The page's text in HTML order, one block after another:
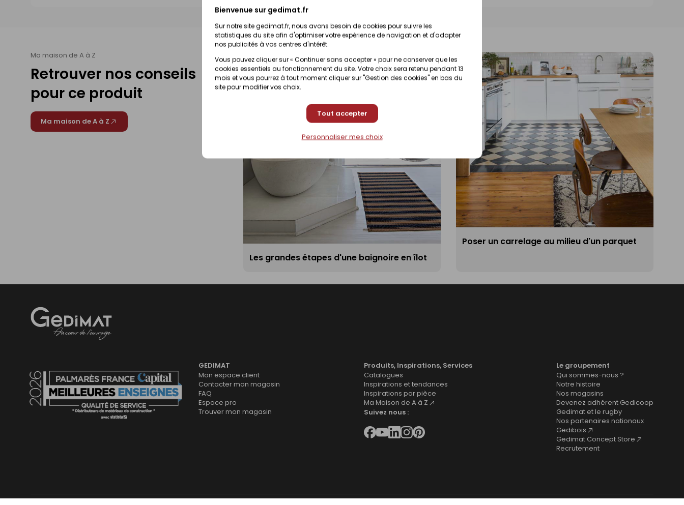
Bienvenue sur gedimat.fr
Sur notre site gedimat.fr, nous avons besoin de cookies pour suivre les
statistiques du site afin d'optimiser votre expérience de navigation et d'adapter
nos publicités à vos centres d'intérêt.
Vous pouvez cliquer sur « Continuer sans accepter » pour ne conserver que les
cookies essentiels au fonctionnement du site. Votre choix sera retenu pendant 13
mois et vous pourrez à tout moment cliquer sur "Gestion des cookies" en bas du
site pour modifier vos choix.
Tout accepter
Personnaliser mes choix
Ma maison de A à Z
Retrouver nos conseils
pour ce produit
Ma maison de A à Z
Les grandes étapes d'une baignoire en îlot
Poser un carrelage au milieu d'un parquet
GEDIMAT
Mon espace client
Contacter mon magasin
FAQ
Espace pro
Trouver mon magasin
Produits, Inspirations, Services
Catalogues
Inspirations et tendances
Inspirations par pièce
Ma Maison de A à Z
Suivez nous :
Le groupement
Qui sommes-nous ?
Notre histoire
Nos magasins
Devenez adhérent Gedicoop
Gedimat et le rugby
Nos partenaires nationaux
Gedibois
Gedimat Concept Store
Recrutement